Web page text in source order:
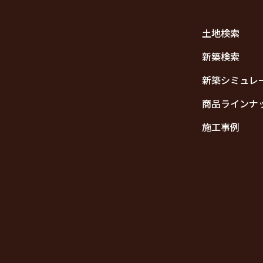
土地検索
新築検索
新築シミュレ
商品ラインナ
施工事例